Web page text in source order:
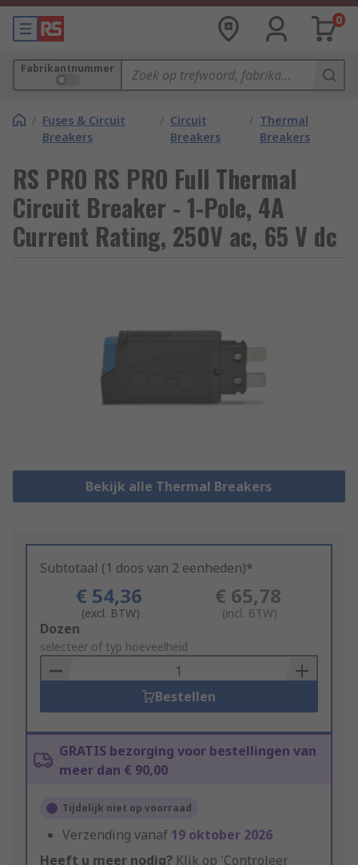
0
Fabrikantnummer
/ Fuses & Circuit
Breakers
/ Circuit
Breakers
/ Thermal
Breakers
RS PRO RS PRO Full Thermal
Circuit Breaker - 1-Pole, 4A
Current Rating, 250V ac, 65 V dc
Bekijk alle Thermal Breakers
Subtotaal (1 doos van 2 eenheden)*
€ 54,36
(excl. BTW)
€ 65,78
(incl. BTW)
Add
to
Basket
Dozen
selecteer of typ hoeveelheid
Bestellen
GRATIS bezorging voor bestellingen van
meer dan € 90,00
Tijdelijk niet op voorraad
Verzending vanaf 19 oktober 2026
Heeft u meer nodig? Klik op 'Controleer